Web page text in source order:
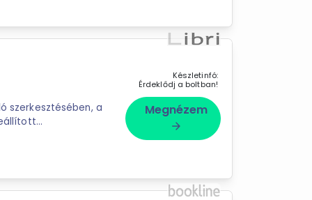
szerkesztésében, a
Készletinfó:
Érdeklődj a boltban!
Megnézem
arrow_forward